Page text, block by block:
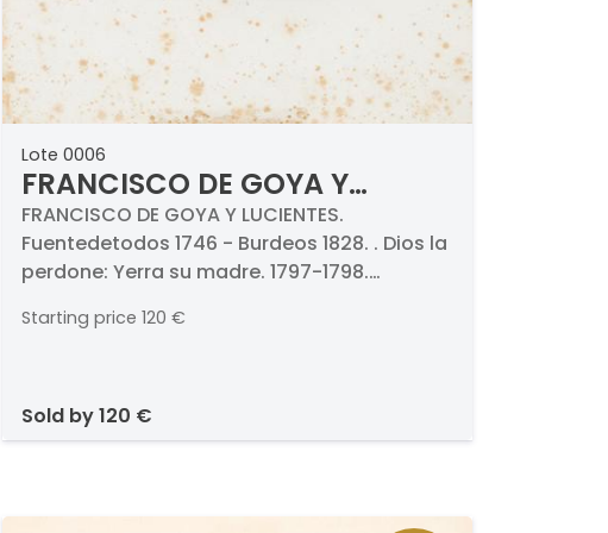
Lote 0006
FRANCISCO DE GOYA Y
LUCIENTES - Dios la perdone
FRANCISCO DE GOYA Y LUCIENTES.
Fuentedetodos 1746 - Burdeos 1828. . Dios la
perdone: Yerra su madre. 1797-1798.
bruñidor. Titulado y numerado (16.).
Starting price 120 €
sold by120 €